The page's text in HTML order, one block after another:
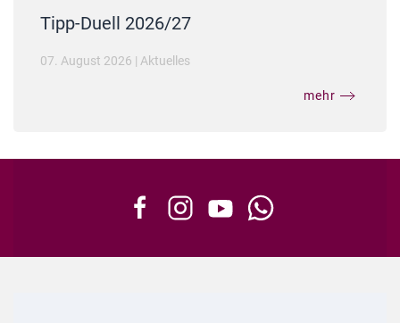
Tipp-Duell 2026/27
07. August 2026 | Aktuelles
mehr